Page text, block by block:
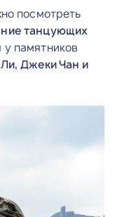
посмотреть
танцующих
памятников
Джеки Чан и